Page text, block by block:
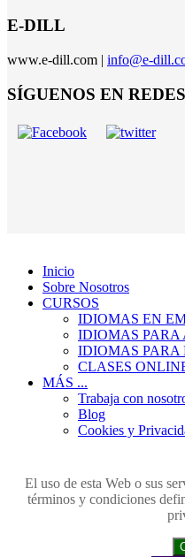
E-DILL
www.e-dill.com | info@e-
SÍGUENOS EN
Inicio
Sobre Nosotros
CURSOS
IDIOMAS EN
IDIOMAS PARA
IDIOMAS PARA
CLASES
MÁS ...
Trabaja con
Blog
Cookies y
El uso de esta Web o sus
términos y condiciones